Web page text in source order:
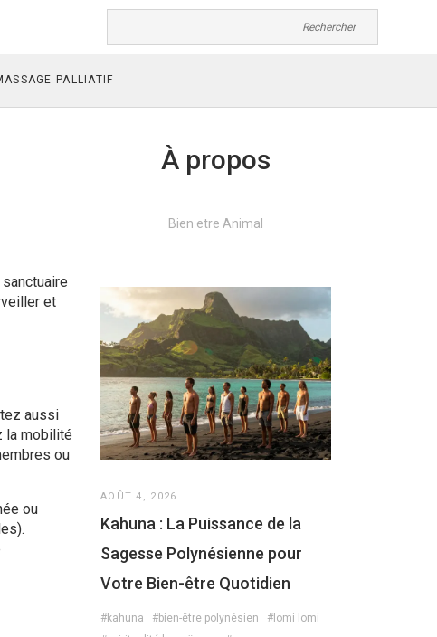
PALLIATIF
et
aussi
la mobilité
ou
ou
À propos
Bien etre Animal
AOÛT 4, 2026
Kahuna : La Puissance de la
Sagesse Polynésienne pour
Votre Bien-être Quotidien
#kahuna #bien-être polynésien
#lomi lomi